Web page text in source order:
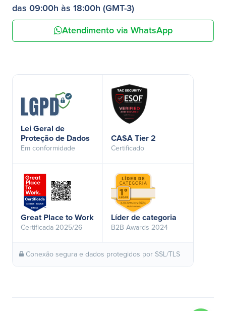
das 09:00h às 18:00h (GMT-3)
Atendimento via WhatsApp
Lei Geral de
Proteção de Dados
Em conformidade
CASA Tier 2
Certificado
Great Place to Work
Certificada 2025/26
Líder de categoria
B2B Awards 2024
Conexão segura e dados protegidos por SSL/TLS